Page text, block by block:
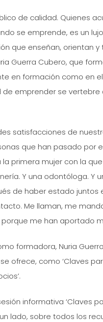
de calidad. Quienes
se emprende, es un
que enseñan, orientan
Guerra Cubero, que
en formación como en
de emprender se
satisfacciones de
que han pasado por
primera mujer con la
Y una odontóloga. Y
de haber estado juntos
Me llaman, me
me han aportado
formadora, Nuria
ofrece, como ‘Claves
informativa ‘Claves
lado, sobre todos los